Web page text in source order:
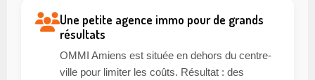
Une petite agence immo pour de grands
résultats
OMMI Amiens est située en dehors du centre-
ville pour limiter les coûts. Résultat : des